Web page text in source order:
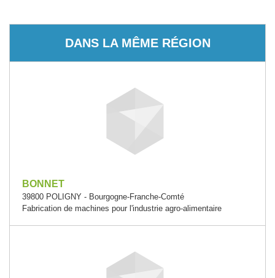
DANS LA MÊME RÉGION
BONNET
39800 POLIGNY - Bourgogne-Franche-Comté
Fabrication de machines pour l'industrie agro-alimentaire